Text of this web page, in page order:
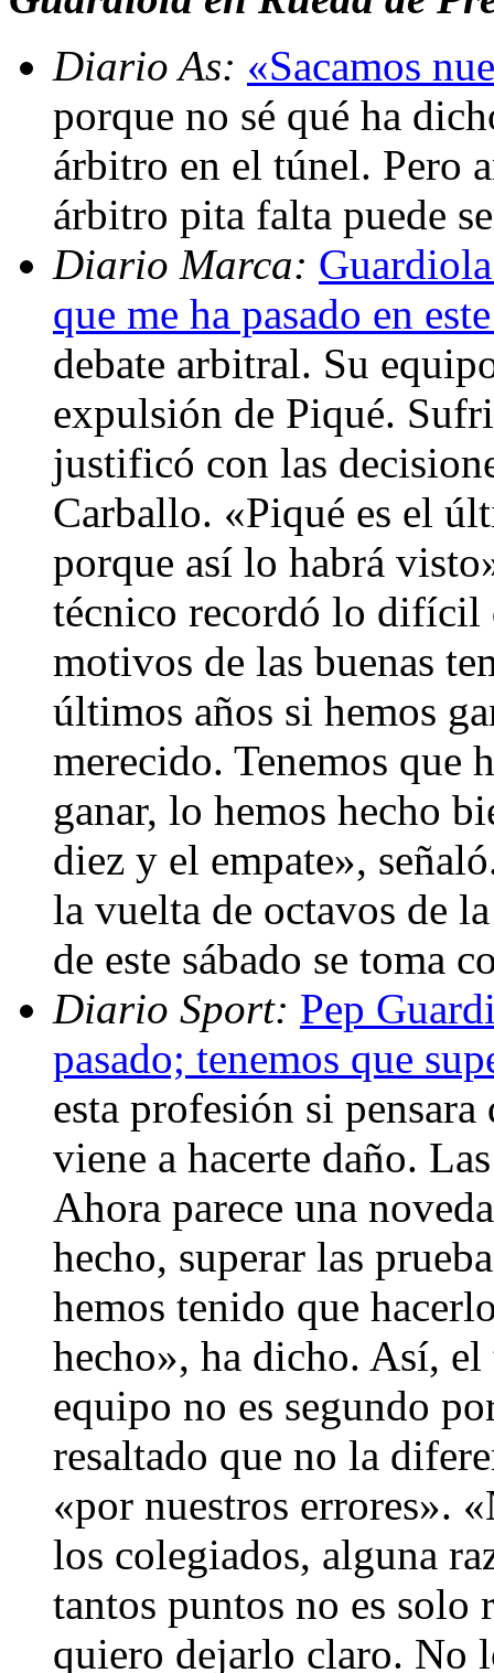
Diario As: «Sacamos
porque no sé qué ha
árbitro en el túnel. Pero
árbitro pita falta puede
Diario Marca:
que me ha pasado en
debate arbitral. Su
expulsión de Piqué.
justificó con las
Carballo. «Piqué es el
porque así lo habrá
técnico recordó lo difícil
motivos de las buenas
últimos años si hemos
merecido. Tenemos que
ganar, lo hemos hecho
diez y el empate»,
la vuelta de octavos de
de este sábado se toma
Diario Sport: Pep
pasado; tenemos que
esta profesión si
viene a hacerte daño.
Ahora parece una
hecho, superar las
hemos tenido que
hecho», ha dicho. Así, el
equipo no es segundo
resaltado que no la
«por nuestros errores».
los colegiados, alguna
tantos puntos no es solo
quiero dejarlo claro. No